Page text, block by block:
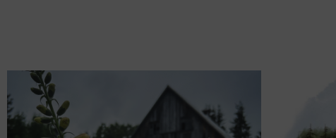
produit
a
plusieurs